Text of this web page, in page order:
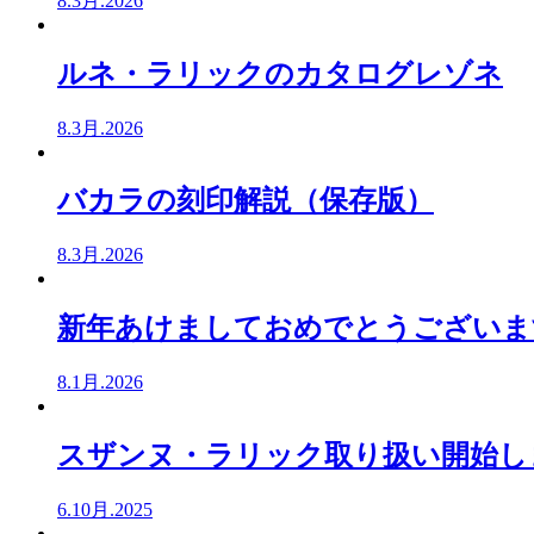
ルネ・ラリックのカタログレゾネ
8.3月.2026
バカラの刻印解説（保存版）
8.3月.2026
新年あけましておめでとうござい
8.1月.2026
スザンヌ・ラリック取り扱い開始し
6.10月.2025